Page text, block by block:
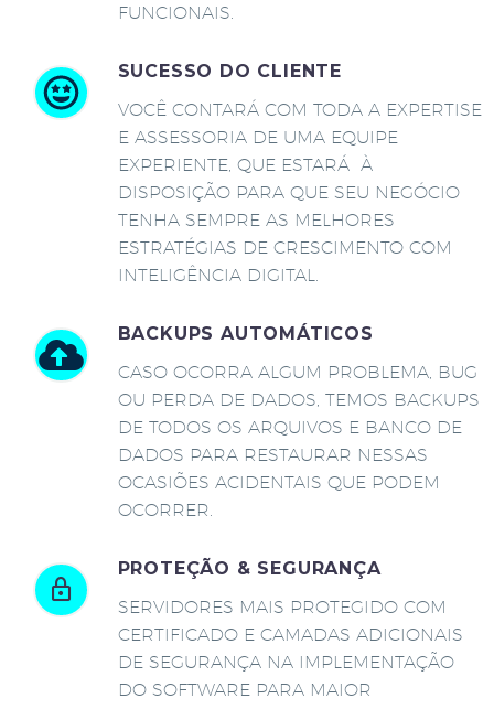
FUNCIONAIS.
SUCESSO DO CLIENTE
VOCÊ CONTARÁ COM TODA A EXPERTISE
E ASSESSORIA DE UMA EQUIPE
EXPERIENTE, QUE ESTARÁ À
DISPOSIÇÃO PARA QUE SEU NEGÓCIO
TENHA SEMPRE AS MELHORES
ESTRATÉGIAS DE CRESCIMENTO COM
INTELIGÊNCIA DIGITAL.
BACKUPS AUTOMÁTICOS
CASO OCORRA ALGUM PROBLEMA, BUG
OU PERDA DE DADOS, TEMOS BACKUPS
DE TODOS OS ARQUIVOS E BANCO DE
DADOS PARA RESTAURAR NESSAS
OCASIÕES ACIDENTAIS QUE PODEM
OCORRER.
PROTEÇÃO & SEGURANÇA
SERVIDORES MAIS PROTEGIDO COM
CERTIFICADO E CAMADAS ADICIONAIS
DE SEGURANÇA NA IMPLEMENTAÇÃO
DO SOFTWARE PARA MAIOR